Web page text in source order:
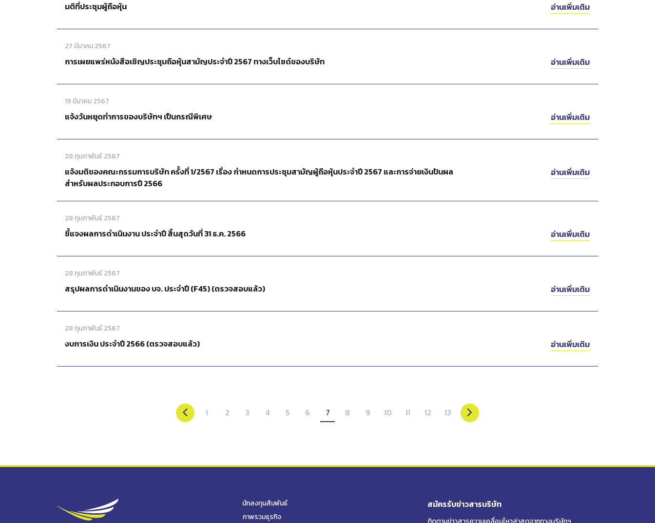
มติที่ประชุมผู้ถือหุ้น อ่านเพิ่มเติม
27 มีนาคม 2567
การเผยแพร่หนังสือเชิญประชุมถือหุ้นสามัญประจำปี 2567 ทางเว็บไซด์ของบริษัท อ่านเพิ่มเติม
19 มีนาคม 2567
แจ้งวันหยุดทำการของบริษัทฯ เป็นกรณีพิเศษ อ่านเพิ่มเติม
28 กุมภาพันธ์ 2567
แจ้งมติของคณะกรรมการบริษัท ครั้งที่ 1/2567 เรื่อง กำหนดการประชุมสามัญผู้ถือหุ้นประจำปี 2567 และการจ่ายเงินปันผล
สำหรับผลประกอบการปี 2566
อ่านเพิ่มเติม
28 กุมภาพันธ์ 2567
ชี้แจงผลการดำเนินงาน ประจำปี สิ้นสุดวันที่ 31 ธ.ค. 2566 อ่านเพิ่มเติม
28 กุมภาพันธ์ 2567
สรุปผลการดำเนินงานของ บจ. ประจำปี (F45) (ตรวจสอบแล้ว) อ่านเพิ่มเติม
28 กุมภาพันธ์ 2567
งบการเงิน ประจำปี 2566 (ตรวจสอบแล้ว) อ่านเพิ่มเติม
1 2 3 4 5 6 7 8 9 10 11 12 13
นักลงทุนสัมพันธ์
ภาพรวมธุรกิจ
สมัครรับข่าวสารบริษัท